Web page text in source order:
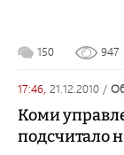
150 947
17:46, 21.12.2010 /
Коми
подсчитало